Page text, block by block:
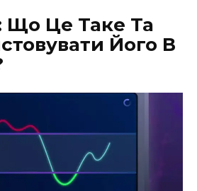
Що Це Таке Та
Його В